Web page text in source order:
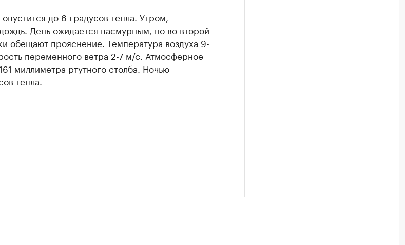
до 6 градусов тепла. Утром,
День ожидается пасмурным, но во второй
обещают прояснение. Температура воздуха 9-
переменного ветра 2-7 м/с. Атмосферное
миллиметра ртутного столба. Ночью
тепла.